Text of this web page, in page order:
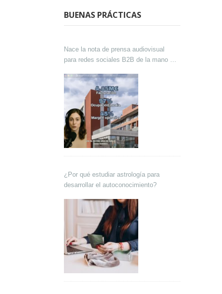
BUENAS PRÁCTICAS
Nace la nota de prensa audiovisual
para redes sociales B2B de la mano de
¿Por qué estudiar astrología para
desarrollar el autoconocimiento?